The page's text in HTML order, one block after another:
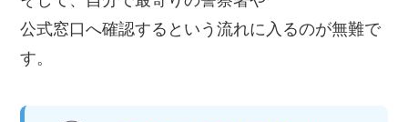
公式窓口へ確認するという流れに入るのが無難で
す。